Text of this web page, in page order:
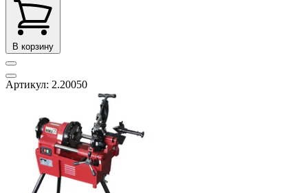
В корзину
Артикул: 2.20050